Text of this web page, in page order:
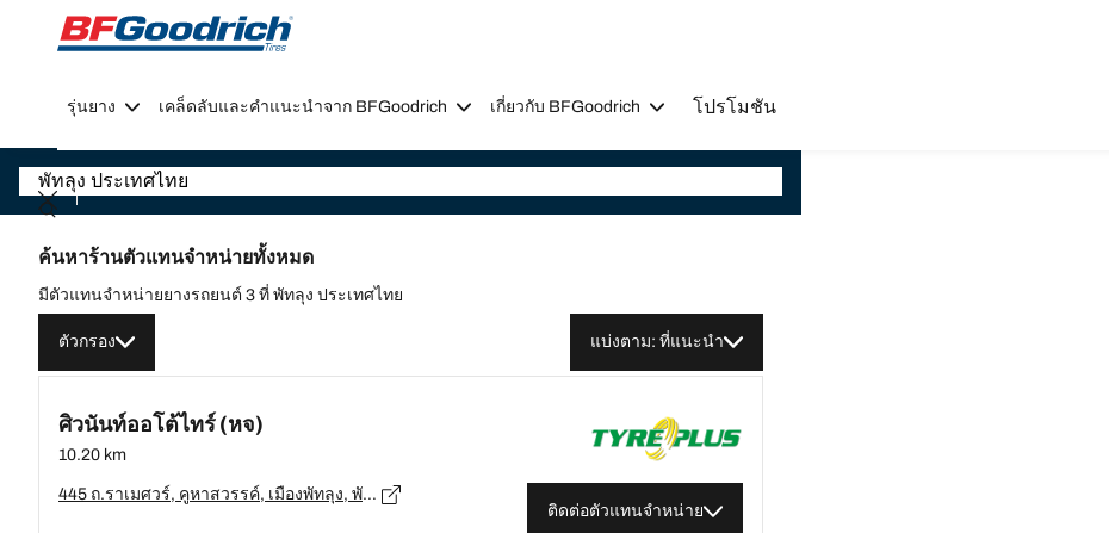
Go to page content
Go to page navigation
รุ่นยาง เคล็ดลับและคำแนะนำจาก BFGoodrich เกี่ยวกับ BFGoodrich โปรโมชัน
ค้นหาร้านตัวแทนจำหน่ายทั้งหมด
มีตัวแทนจำหน่ายยางรถยนต์ 3 ที่ พัทลุง ประเทศไทย
ตัวกรอง แบ่งตาม: ที่แนะนำ
ศิวนันท์ออโต้ไทร์ (หจ)
10.20 km
445 ถ.ราเมศวร์, คูหาสวรรค์, เมืองพัทลุง, พัทลุง 93000 ต.คูหาสวรรค์, พัทลุง - 93000
ติดต่อตัวแทนจำหน่าย